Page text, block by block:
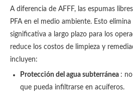
A diferencia de AFFF, las espumas
PFA en el medio ambiente. Esto
significativa a largo plazo para los
reduce los costos de limpieza y
incluyen:
Protección del agua subterránea :
que pueda infiltrarse en acuíferos.